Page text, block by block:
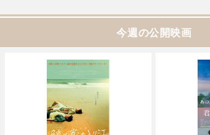
今週の公開映画